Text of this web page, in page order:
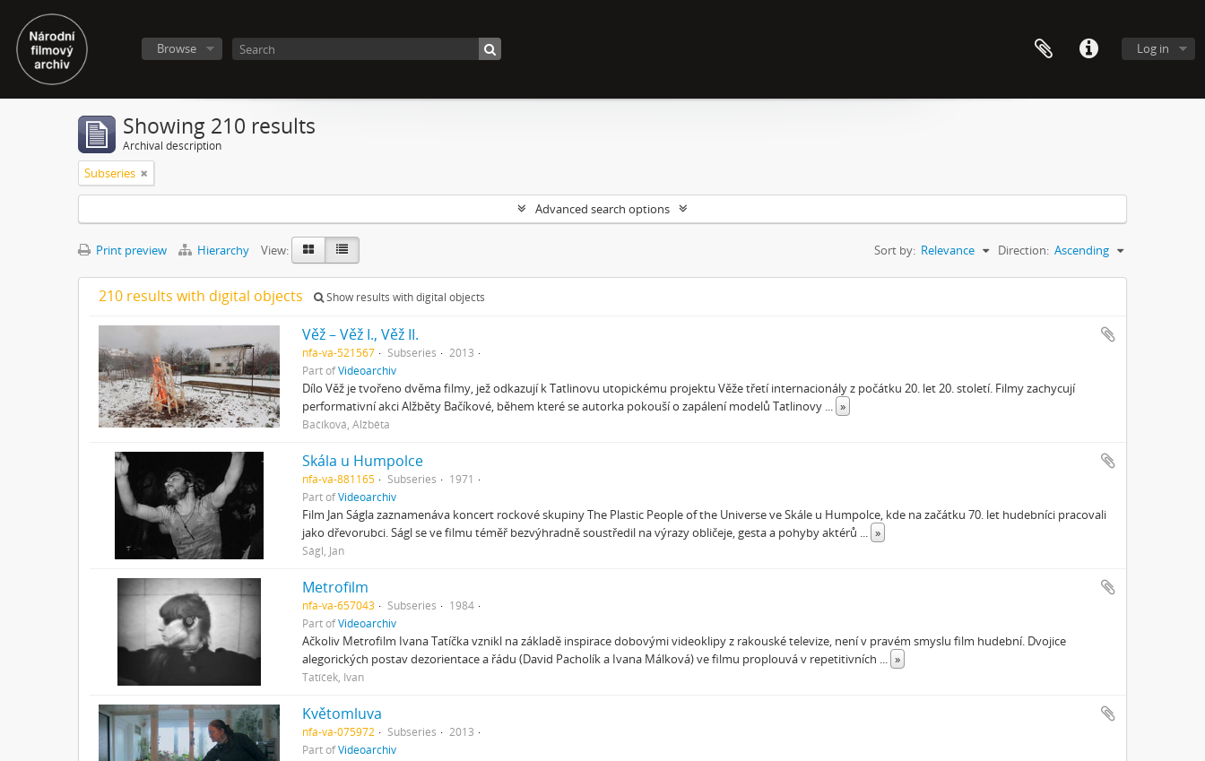
Log in
Browse
Showing 210 results
Archival description
Subseries
Advanced search options
Print preview Hierarchy View: Sort by: Relevance Direction: Ascending
210 results with digital objects Show results with digital objects
Věž – Věž I., Věž II.
nfa-va-521567 Subseries
2013
Part ofVideoarchiv
Dílo Věž je tvořeno dvěma filmy, jež odkazují k Tatlinovu utopickému projektu Věže třetí internacionály z počátku 20. let 20. století. Filmy zachycují
performativní akci Alžběty Bačíkové, během které se autorka pokouší o zapálení modelů Tatlinovy ... »
Bačíková, Alžběta
Skála u Humpolce
nfa-va-881165 Subseries
1971
Part ofVideoarchiv
Film Jan Ságla zaznamenáva koncert rockové skupiny The Plastic People of the Universe ve Skále u Humpolce, kde na začátku 70. let hudebníci pracovali
jako dřevorubci. Ságl se ve filmu téměř bezvýhradně soustředil na výrazy obličeje, gesta a pohyby aktérů ... »
Ságl, Jan
Metrofilm
nfa-va-657043 Subseries
1984
Part ofVideoarchiv
Ačkoliv Metrofilm Ivana Tatíčka vznikl na základě inspirace dobovými videoklipy z rakouské televize, není v pravém smyslu film hudební. Dvojice
alegorických postav dezorientace a řádu (David Pacholík a Ivana Málková) ve filmu proplouvá v repetitivních ... »
Tatíček, Ivan
Květomluva
nfa-va-075972 Subseries
2013
Part ofVideoarchiv